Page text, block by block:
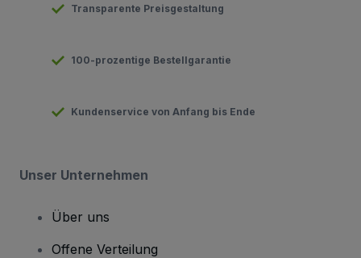
Transparente Preisgestaltung
100-prozentige Bestellgarantie
Kundenservice von Anfang bis Ende
Unser Unternehmen
Über uns
Offene Verteilung